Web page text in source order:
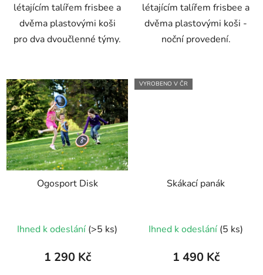
létajícím talířem frisbee a
dvěma plastovými koši
pro dva dvoučlenné týmy.
létajícím talířem frisbee a
dvěma plastovými koši -
noční provedení.
Ogosport Disk
Ihned k odeslání (>5 ks)
1 290 Kč
VYROBENO V ČR
Skákací panák
hodnocení
produktu
Ihned k odeslání (5 ks)
1 490 Kč